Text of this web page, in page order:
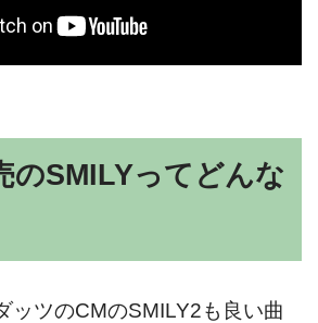
のSMILYってどんな
ッツのCMのSMILY2も良い曲